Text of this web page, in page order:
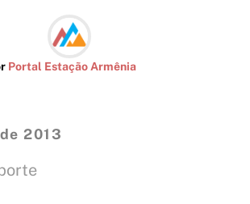
Portal Estação Armênia
2013